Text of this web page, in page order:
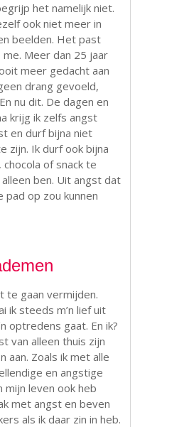
het namelijk niet.
ook niet meer in
beelden. Het past
Meer dan 25 jaar
meer gedacht aan
drang gevoeld,
nu dit. De dagen en
krijg ik zelfs angst
en durf bijna niet
zijn. Ik durf ook bijna
of snack te
alleen ben. Uit angst dat
pad op zou kunnen
te gaan vermijden.
ik steeds m’n lief uit
optredens gaat. En ik?
van alleen thuis zijn
aan. Zoals ik met alle
en angstige
mijn leven ook heb
met angst en beven
als ik daar zin in heb.